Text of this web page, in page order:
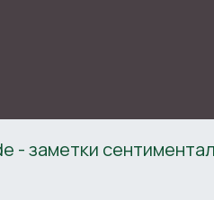
- заметки